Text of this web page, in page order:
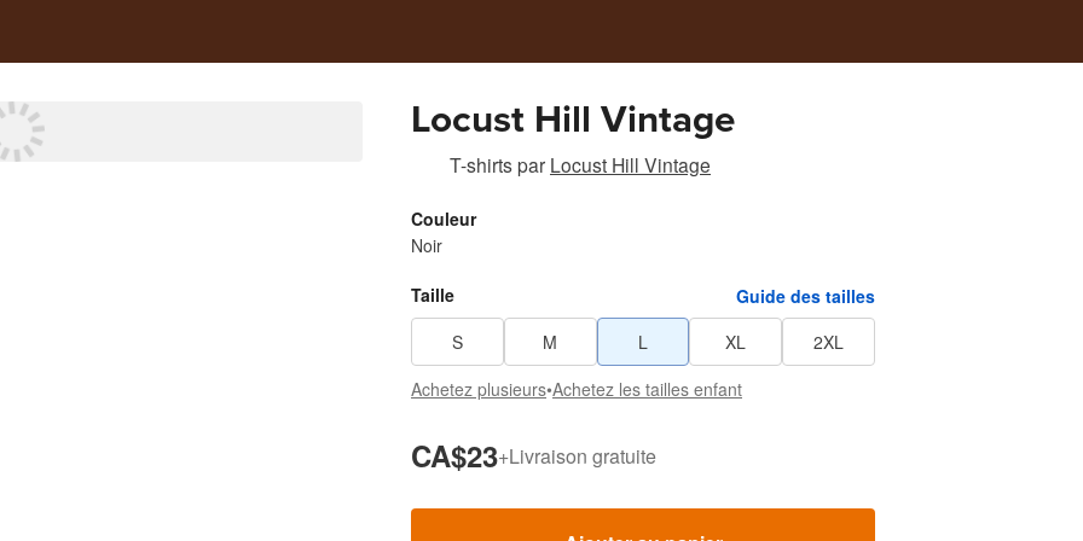
Locust Hill Vintage
T-shirtspar Locust Hill Vintage
Couleur
Noir
Taille
Guide des tailles
S
M L XL
2XL
Achetez plusieurs•Achetez les tailles enfant
CA$23+Livraison gratuite